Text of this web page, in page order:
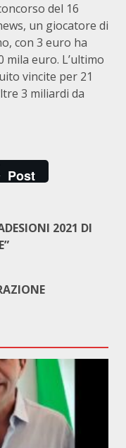
del 16
un giocatore di
con 3 euro ha
euro. L’ultimo
vincite per 21
3 miliardi da
Post
2021 DI